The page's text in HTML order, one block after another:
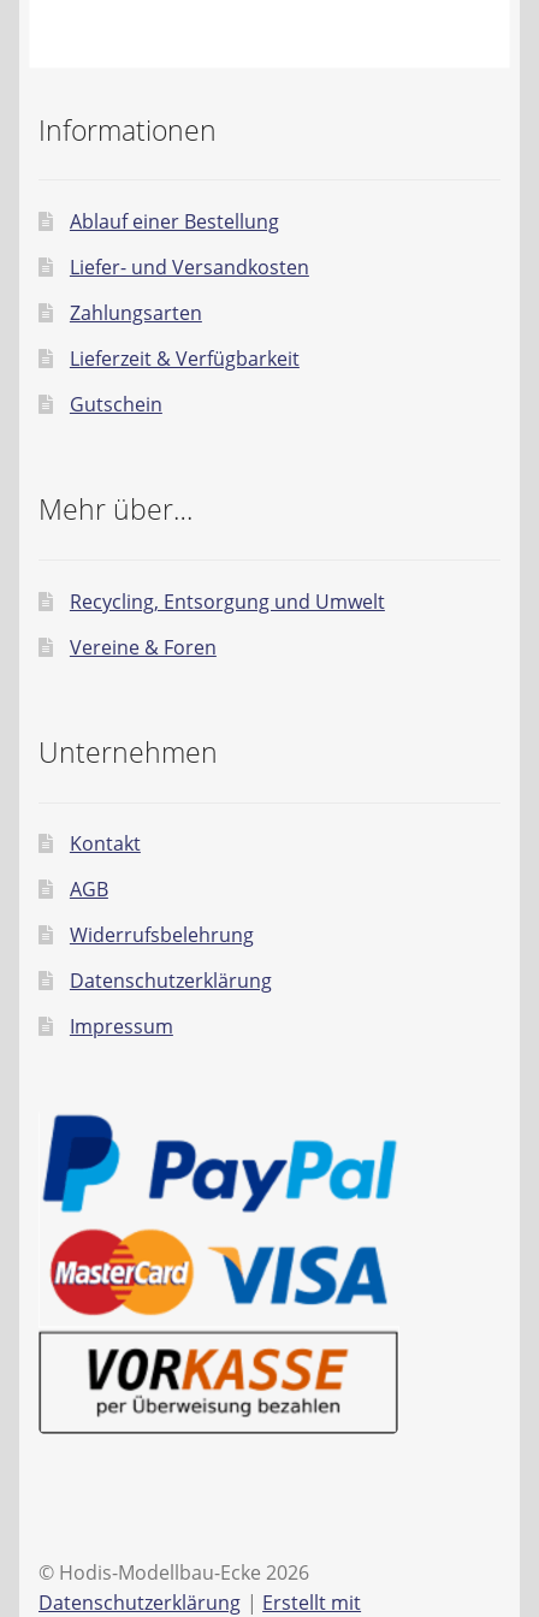
Widerrufsbelehrung
Datenschutzerklärung
Impressum
Informationen
Ablauf einer Bestellung
Liefer- und Versandkosten
Zahlungsarten
Lieferzeit & Verfügbarkeit
Gutschein
Mehr über…
Recycling, Entsorgung und Umwelt
Vereine & Foren
Unternehmen
Kontakt
AGB
Widerrufsbelehrung
Datenschutzerklärung
Impressum
© Hodis-Modellbau-Ecke 2026
Datenschutzerklärung
Erstellt mit